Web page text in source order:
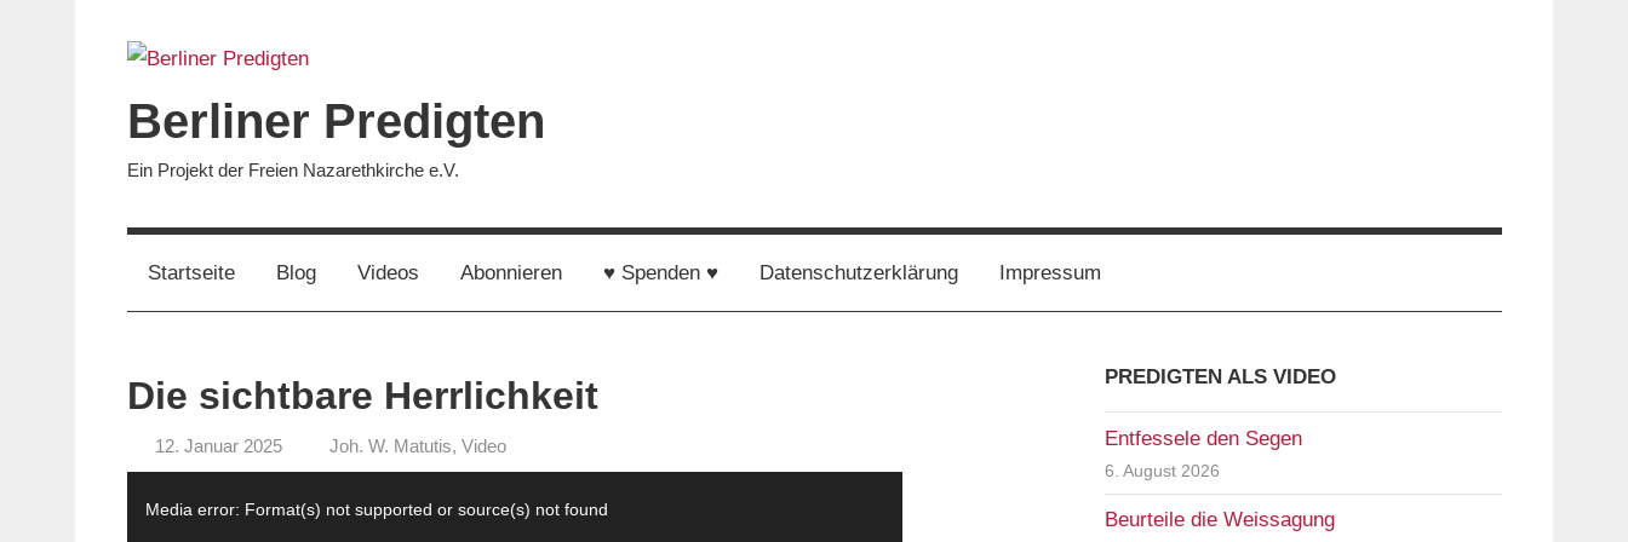
Berliner Predigten
Ein Projekt der Freien Nazarethkirche e.V.
Startseite Blog Videos Abonnieren ♥ Spenden ♥ Datenschutzerklärung Impressum
Die sichtbare Herrlichkeit
12. Januar 2025
Berliner
Predigten
Joh. W. Matutis, Video
Player
Media error: Format(s) not supported or source(s) not found
PREDIGTEN ALS VIDEO
Entfessele den Segen
6. August 2026
Beurteile die Weissagung